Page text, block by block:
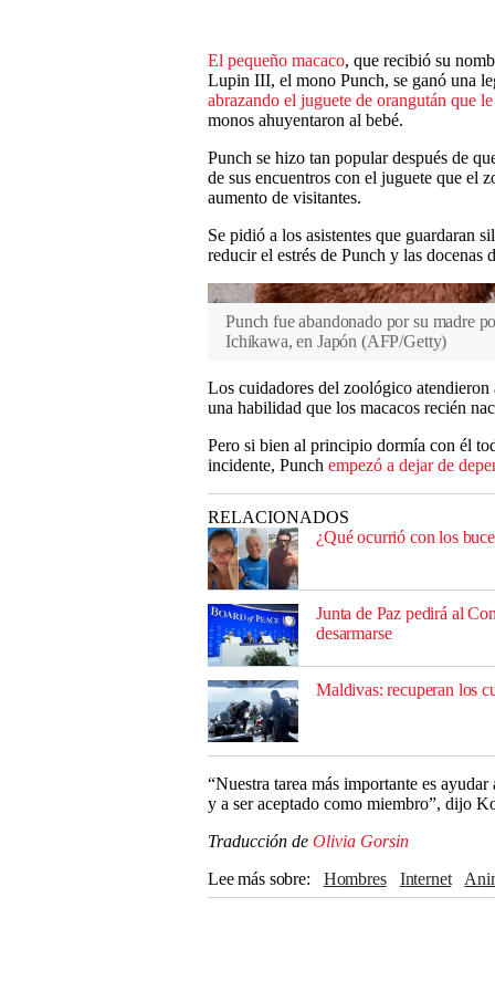
El pequeño macaco, que recibió su
Lupin III, el mono Punch, se ganó una
abrazando el juguete de orangután que
monos ahuyentaron al bebé.
Punch se hizo tan popular después de
de sus encuentros con el juguete que el
aumento de visitantes.
Se pidió a los asistentes que guardaran
reducir el estrés de Punch y las docenas
Punch fue abandonado por su madre
Ichikawa, en Japón (AFP/Getty)
Los cuidadores del zoológico atendieron
una habilidad que los macacos recién
Pero si bien al principio dormía con él
incidente, Punch empezó a dejar de
RELACIONADOS
¿Qué ocurrió con los
Junta de Paz pedirá al
desarmarse
Maldivas: recuperan los
“Nuestra tarea más importante es
y a ser aceptado como miembro”, dijo
Traducción de Olivia Gorsin
Lee más sobre
hombres Internet